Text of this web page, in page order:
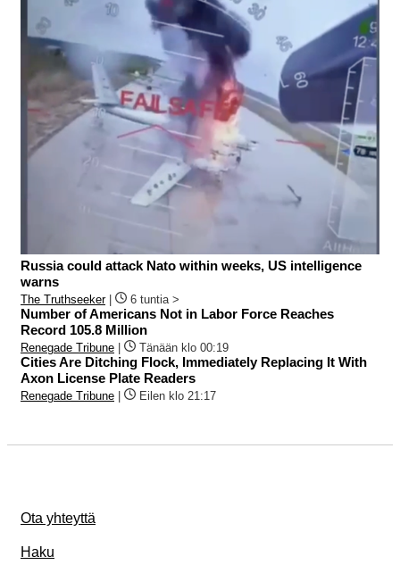
Russia could attack Nato within weeks, US intelligence
warns
The Truthseeker| 6 tuntia >
Number of Americans Not in Labor Force Reaches
Record 105.8 Million
Renegade Tribune Tänään klo 00:19
Cities Are Ditching Flock, Immediately Replacing It With
Axon License Plate Readers
Renegade Tribune Eilen klo 21:17
Ota yhteyttä
Haku